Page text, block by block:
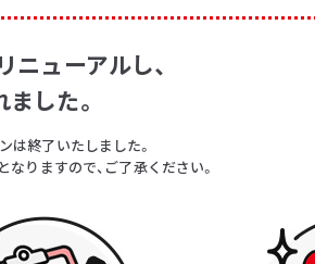
ューアルし、
した。
は終了いたしました。
りますので、ご了承ください。